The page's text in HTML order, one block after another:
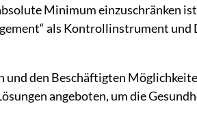
Minimum einzuschränken
als Kontrollinstrument
den Beschäftigten
angeboten, um die